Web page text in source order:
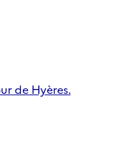
de Hyères.